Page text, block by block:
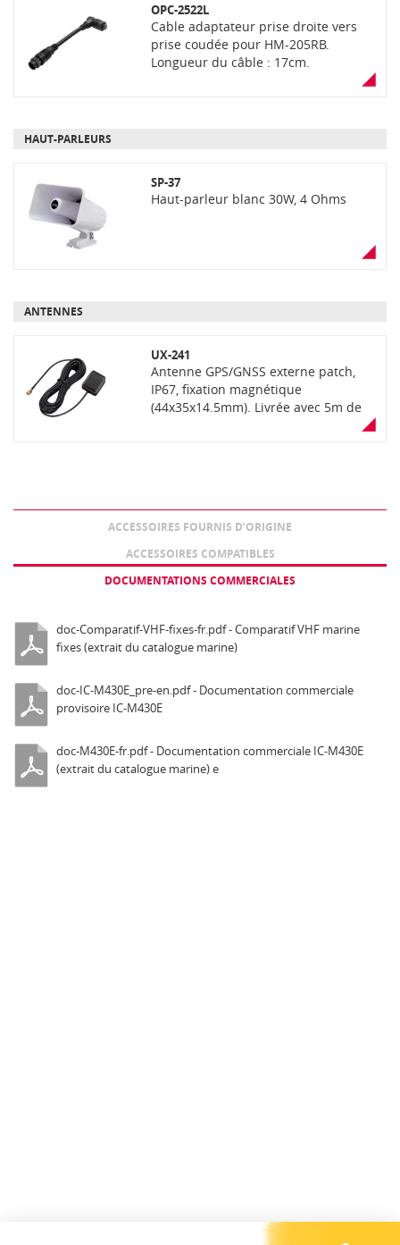
OPC-2522L
Cable adaptateur prise droite vers
prise coudée pour HM-205RB.
Longueur du câble : 17cm.
HAUT-PARLEURS
SP-37
Haut-parleur blanc 30W, 4 Ohms
ANTENNES
UX-241
Antenne GPS/GNSS externe patch,
IP67, fixation magnétique
(44x35x14.5mm). Livrée avec 5m de
ACCESSOIRES FOURNIS D’ORIGINE
ACCESSOIRES COMPATIBLES
DOCUMENTATIONS COMMERCIALES
doc-Comparatif-VHF-fixes-fr.pdf - Comparatif VHF marine
fixes (extrait du catalogue marine)
doc-IC-M430E_pre-en.pdf - Documentation commerciale
provisoire IC-M430E
doc-M430E-fr.pdf - Documentation commerciale IC-M430E
(extrait du catalogue marine) e